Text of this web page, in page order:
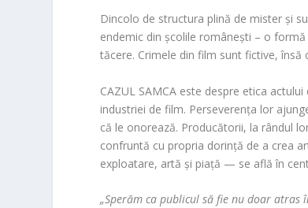
Dincolo de structura plină de mister și
endemic din școlile românești – o
tăcere. Crimele din film sunt fictive,
CAZUL SAMCA este despre etica
industriei de film. Perseverența lor
că le onorează. Producătorii, la rândul
confruntă cu propria dorință de a crea
exploatare, artă și piață — se află în
„Sperăm ca publicul să fie nu doar atras